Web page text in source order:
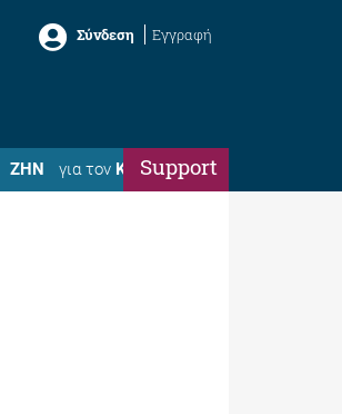
Σύνδεση Εγγραφή
ΖΗΝ για τον ΚώσταSupport